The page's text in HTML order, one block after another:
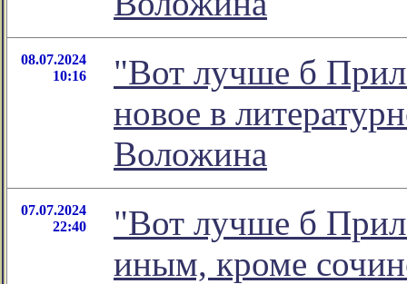
08.07.2024
10:16
"Вот лучше б
новое в
Воложина
07.07.2024
22:40
"Вот лучше б
иным, кроме